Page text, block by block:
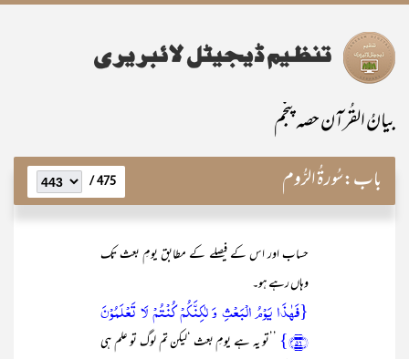
بیانُ القُرآن حصہ پنجم
باب:سُورۃُ الرُّوم 475 /
حساب اور اس کے فیصلے کے مطابق یومِ بعث تک
وہاں رہے ہو۔
{فَہٰذَا یَوۡمُ الۡبَعۡثِ وَ لٰکِنَّکُمۡ کُنۡتُمۡ لَا تَعۡلَمُوۡنَ
﴿۵۶﴾}
’’تو یہ ہے یومِ بعث ‘لیکن تم لوگ تو علم ہی